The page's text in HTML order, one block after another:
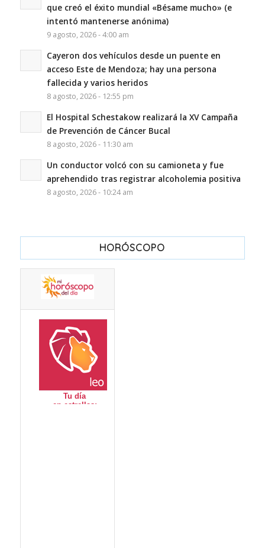
que creó el éxito mundial «Bésame mucho» (e
intentó mantenerse anónima)
9 agosto, 2026 - 4:00 am
Cayeron dos vehículos desde un puente en
acceso Este de Mendoza; hay una persona
fallecida y varios heridos
8 agosto, 2026 - 12:55 pm
El Hospital Schestakow realizará la XV Campaña
de Prevención de Cáncer Bucal
8 agosto, 2026 - 11:30 am
Un conductor volcó con su camioneta y fue
aprehendido tras registrar alcoholemia positiva
8 agosto, 2026 - 10:24 am
HORÓSCOPO